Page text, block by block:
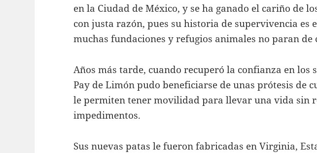
en la Ciudad de México, y se ha ganado el cariño de
con justa razón, pues su historia de supervivencia es
muchas fundaciones y refugios animales no paran de
Años más tarde, cuando recuperó la confianza en los
Pay de Limón pudo beneficiarse de unas prótesis de
le permiten tener movilidad para llevar una vida sin
impedimentos.
Sus nuevas patas le fueron fabricadas en Virginia,